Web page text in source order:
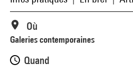
Où
Galeries contemporaines
Quand